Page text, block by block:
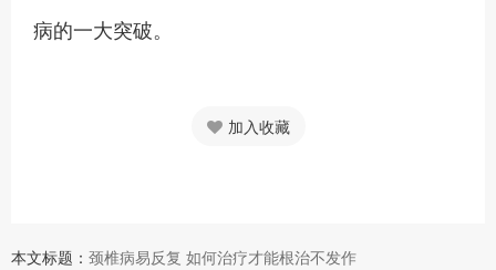
病的一大突破。
加入收藏
本文标题： 颈椎病易反复 如何治疗才能根治不发作